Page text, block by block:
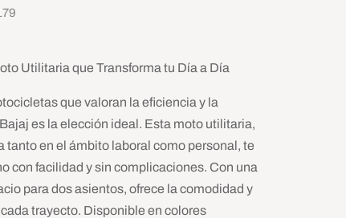
Utilitaria que Transforma tu Día a Día
que valoran la eficiencia y la
es la elección ideal. Esta moto utilitaria,
tanto en el ámbito laboral como personal, te
con facilidad y sin complicaciones. Con una
para dos asientos, ofrece la comodidad y
trayecto. Disponible en colores